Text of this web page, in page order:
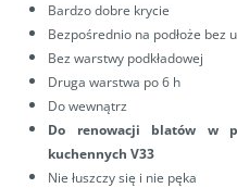
Bardzo dobre krycie
Bezpośrednio na podłoże bez
Bez warstwy podkładowej
Druga warstwa po 6 h
Do wewnątrz
Do renowacji blatów w
kuchennych V33
Nie łuszczy się i nie pęka